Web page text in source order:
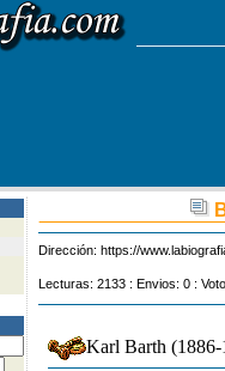
Dirección: https://
Lecturas: 2133 : Envios: 0 :
Karl Barth